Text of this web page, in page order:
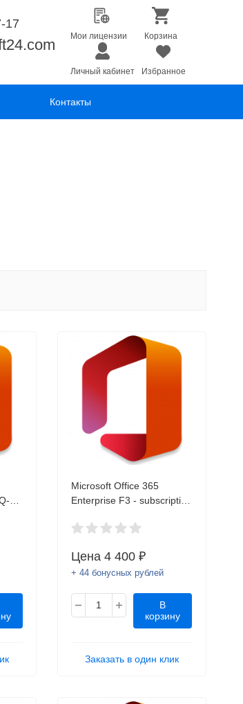
17
Мои лицензии Корзина
Личный кабинет Избранное
Контакты
Microsoft Office 365
Enterprise F3 - subscription
AAA-04147-CCD-12MO
Цена 4 400 ₽
+ 44 бонусных рублей
В
корзину
Заказать в один клик